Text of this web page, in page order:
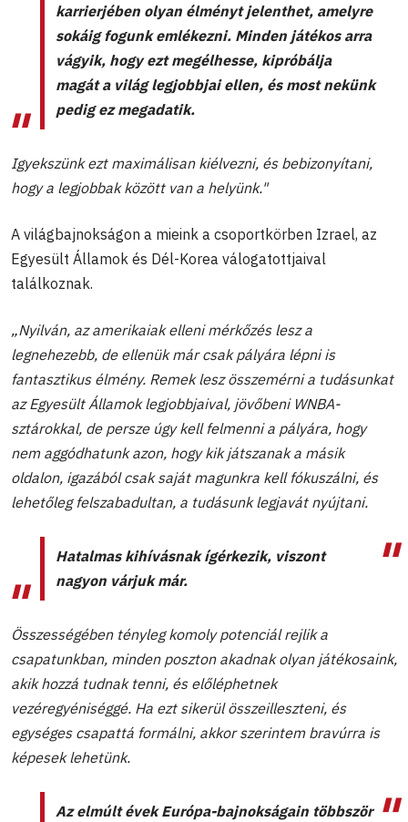
karrierjében olyan élményt jelenthet, amelyre
sokáig fogunk emlékezni. Minden játékos arra
vágyik, hogy ezt megélhesse, kipróbálja
magát a világ legjobbjai ellen, és most nekünk
pedig ez megadatik.
Igyekszünk ezt maximálisan kiélvezni, és bebizonyítani,
hogy a legjobbak között van a helyünk."
A világbajnokságon a mieink a csoportkörben Izrael, az
Egyesült Államok és Dél-Korea válogatottjaival
találkoznak.
„Nyilván, az amerikaiak elleni mérkőzés lesz a
legnehezebb, de ellenük már csak pályára lépni is
fantasztikus élmény. Remek lesz összemérni a tudásunkat
az Egyesült Államok legjobbjaival, jövőbeni WNBA-
sztárokkal, de persze úgy kell felmenni a pályára, hogy
nem aggódhatunk azon, hogy kik játszanak a másik
oldalon, igazából csak saját magunkra kell fókuszálni, és
lehetőleg felszabadultan, a tudásunk legjavát nyújtani.
Hatalmas kihívásnak ígérkezik, viszont
nagyon várjuk már.
Összességében tényleg komoly potenciál rejlik a
csapatunkban, minden poszton akadnak olyan játékosaink,
akik hozzá tudnak tenni, és előléphetnek
vezéregyéniséggé. Ha ezt sikerül összeilleszteni, és
egységes csapattá formálni, akkor szerintem bravúrra is
képesek lehetünk.
Az elmúlt évek Európa-bajnokságain többször